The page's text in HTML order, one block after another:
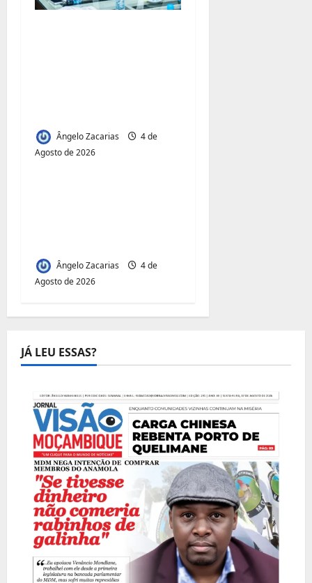
Ângelo Zacarias
4 de
Agosto de 2026
Jornal Visão Moçambique
Ângelo Zacarias
4 de
Agosto de 2026
JÁ LEU ESSAS?